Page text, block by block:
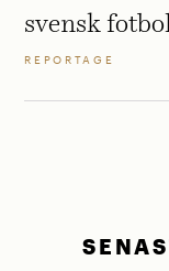
svensk
REPORTAGE